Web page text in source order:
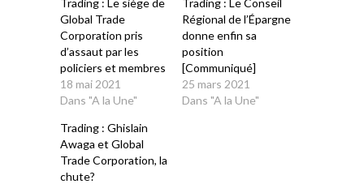
Global Trade
Corporation pris
d’assaut par les
policiers et membres
18 mai 2021
Dans "A la Une"
Régional de l’Épargne
donne enfin sa
position
[Communiqué]
25 mars 2021
Dans "A la Une"
Trading : Ghislain
Awaga et Global
Trade Corporation, la
chute?